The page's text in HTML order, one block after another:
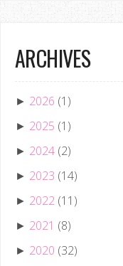
ARCHIVES
► 2026 (1)
► 2025 (1)
► 2024 (2)
► 2023 (14)
► 2022 (11)
► 2021 (8)
► 2020 (32)